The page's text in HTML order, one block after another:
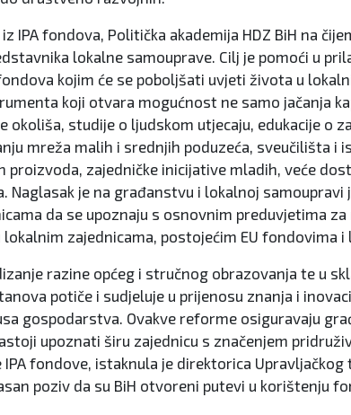
fondova, Politička akademija HDZ BiH na
lokalne samouprave. Cilj je pomoći u
kojim će se poboljšati uvjeti života u
koji otvara mogućnost ne samo jačanja
studije o ljudskom utjecaju, edukacije o
mreža malih i srednjih poduzeća, sveučilišta i
zajedničke inicijative mladih, veće
je na građanstvu i lokalnoj
da se upoznaju s osnovnim preduvjetima
zajednicama, postojećim EU fondovima
razine općeg i stručnog obrazovanja te u
potiče i sudjeluje u prijenosu znanja i
gospodarstva. Ovakve reforme osiguravaju
upoznati širu zajednicu s značenjem
fondove, istaknula je direktorica
poziv da su BiH otvoreni putevi u korištenju